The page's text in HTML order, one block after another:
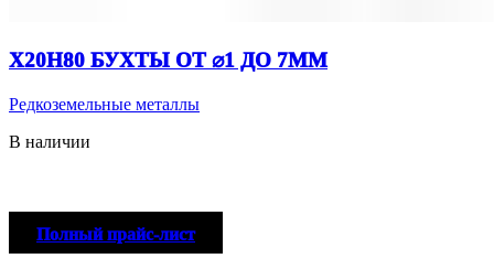
Х20Н80 БУХТЫ ОТ ⌀1 ДО 7ММ
Редкоземельные металлы
В наличии
Полный прайс-лист